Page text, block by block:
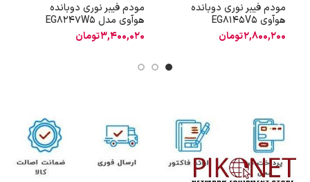
مودم فیبر نوری دوبانده
هوآوی EG8145V5
2,800,200تومان
مودم فیبر نوری دوبانده
هوآوی مدل EG8247W5
3,400,020تومان